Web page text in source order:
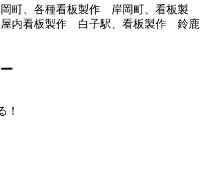
町、各種看板製作 岸岡町、看板製
内看板製作 白子駅、看板製作 鈴鹿
！